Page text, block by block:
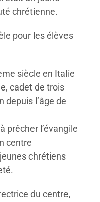
chrétienne.
pour les élèves
siècle en Italie
cadet de trois
depuis l’âge de
prêcher l’évangile
centre
chrétiens
du centre,